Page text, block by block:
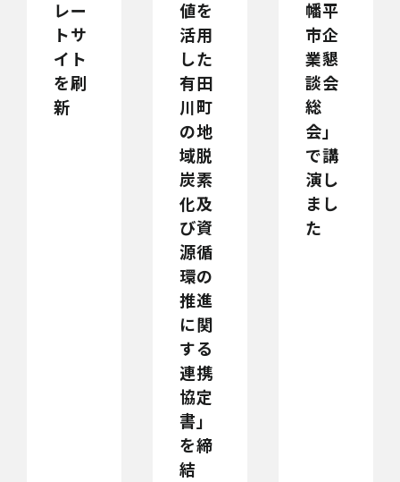
レー
トサ
イト
を刷
新
値を
活用
した
有田
川町
の地
域脱
炭素
化及
び資
源循
環の
推進
に関
する
連携
協定
書」
を締
結
幡平
市企
業懇
談会
総
会」
で講
演し
まし
た